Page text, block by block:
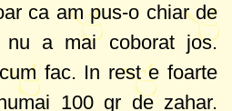
ca am pus-o chiar de
nu a mai coborat jos.
fac. In rest e foarte
100 gr de zahar.